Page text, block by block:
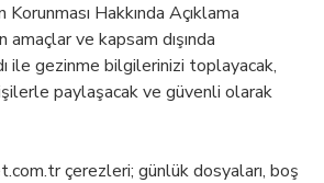
Hakkında Açıklama
ve kapsam dışında
ile gezinme bilgilerinizi toplayacak,
paylaşacak ve güvenli olarak
çerezleri; günlük dosyaları, boş